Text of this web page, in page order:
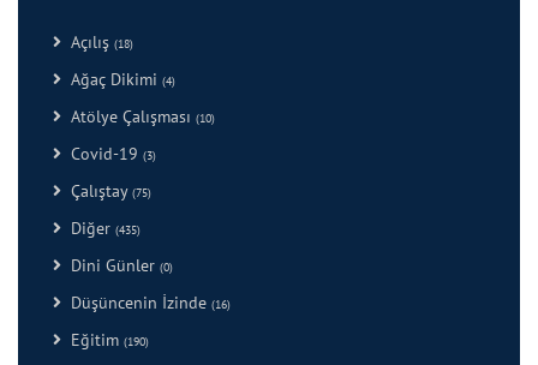
Açılış (18)
Ağaç Dikimi (4)
Atölye Çalışması (10)
Covid-19 (3)
Çalıştay (75)
Diğer (435)
Dini Günler (0)
Düşüncenin İzinde (16)
Eğitim (190)